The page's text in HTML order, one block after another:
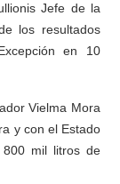
Jefe de la
los resultados
en 10
Vielma Mora
y con el Estado
800 mil litros de